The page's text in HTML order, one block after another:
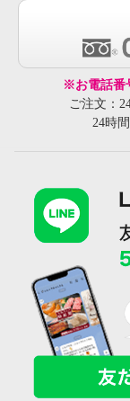
※お電話番
ご注文：
24時